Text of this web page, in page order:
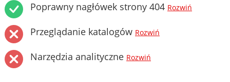
Poprawny nagłówek strony 404 Rozwiń
Przeglądanie katalogów Rozwiń
Narzędzia analityczne Rozwiń